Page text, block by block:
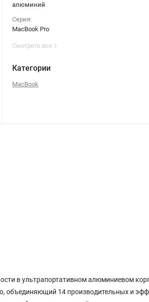
алюминий
Серия:
MacBook Pro
Смотреть все
Категории
MacBook
в ультрапортативном алюминиевом
объединяющий 14 производительных и